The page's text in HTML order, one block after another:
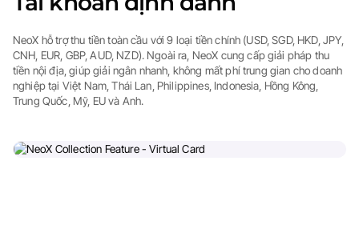
NeoX hỗ trợ thu tiền toàn cầu với 9 loại tiền chính (USD, SGD, HKD, JPY,
CNH, EUR, GBP, AUD, NZD). Ngoài ra, NeoX cung cấp giải pháp thu
tiền nội địa, giúp giải ngân nhanh, không mất phí trung gian cho doanh
nghiệp tại Việt Nam, Thái Lan, Philippines, Indonesia, Hồng Kông,
Trung Quốc, Mỹ, EU và Anh.